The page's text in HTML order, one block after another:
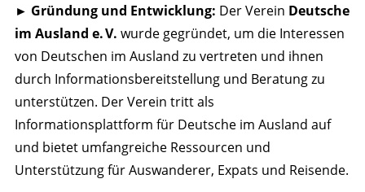
► Gründung und Entwicklung: Der Verein Deutsche
im Ausland e. V. wurde gegründet, um die Interessen
von Deutschen im Ausland zu vertreten und ihnen
durch Informationsbereitstellung und Beratung zu
unterstützen. Der Verein tritt als
Informationsplattform für Deutsche im Ausland auf
und bietet umfangreiche Ressourcen und
Unterstützung für Auswanderer, Expats und Reisende.